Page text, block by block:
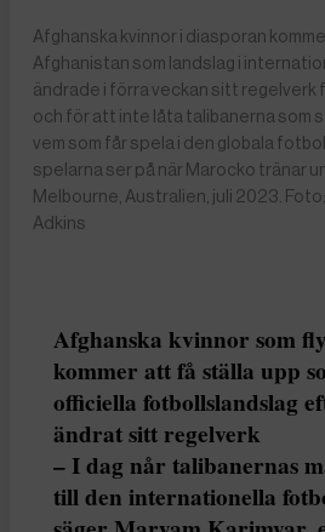
Afghanska kvinnor i diasporan
Afghanistan som landslag i
ändrade i förra veckan sitt regelverk
och för att inte låta talibanerna som
vem som får spela i den globala
spelarna ser på när Marocko tränar
Melbourne, Australien, juli 2023.
Adkins
Afghanska kvinnor som
kommer att få ställa upp
officiella fotbollslandslag
ändrat sitt regelverk
– I dag når talibanernas
till den internationella